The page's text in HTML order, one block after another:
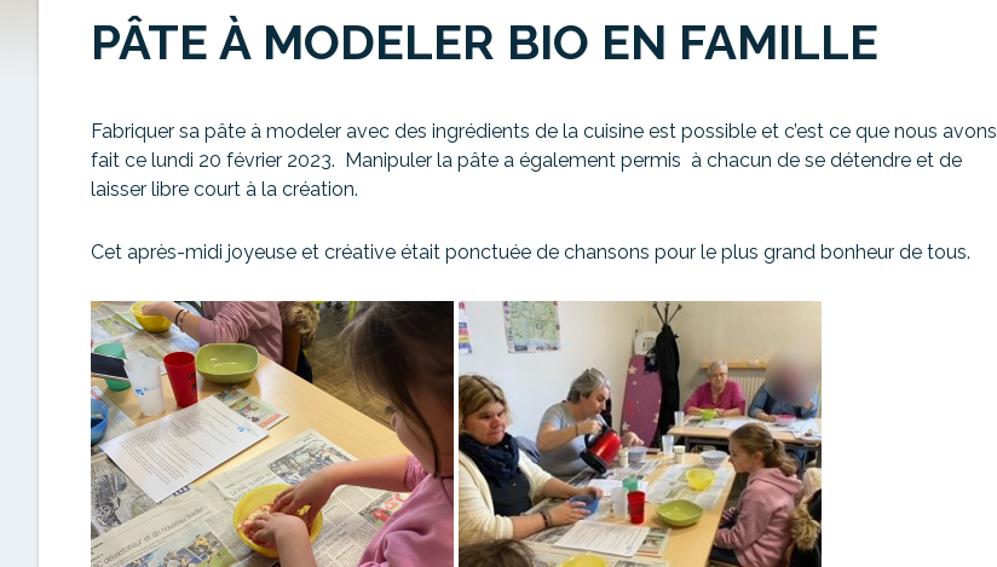
PÂTE À MODELER BIO EN FAMILLE
Fabriquer sa pâte à modeler avec des ingrédients de la cuisine est possible et c’est ce que nous avons
fait ce lundi 20 février 2023. Manipuler la pâte a également permis à chacun de se détendre et de
laisser libre court à la création.
Cet après-midi joyeuse et créative était ponctuée de chansons pour le plus grand bonheur de tous.